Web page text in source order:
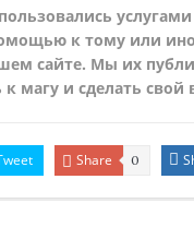
к тому или
сайте. Мы их
магу и сделать свой
Share 0